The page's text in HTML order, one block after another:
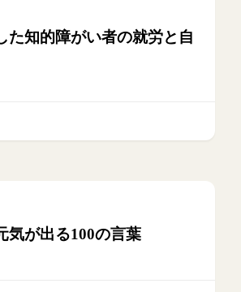
た知的障がい者の就労と自
気が出る100の言葉